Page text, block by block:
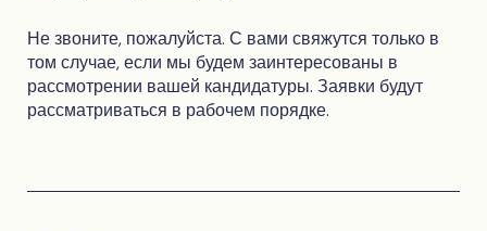
Не звоните, пожалуйста. С вами свяжутся только в
том случае, если мы будем заинтересованы в
рассмотрении вашей кандидатуры. Заявки будут
рассматриваться в рабочем порядке.